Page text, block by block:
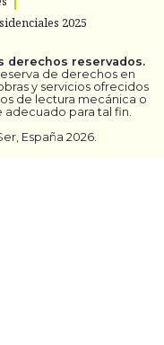
2025
derechos reservados.
reserva de derechos en
y servicios ofrecidos
de lectura mecánica o
para tal fin.
España 2026.